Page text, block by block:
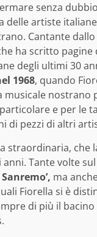
senza dubbio
delle artiste
Cantante
ha scritto pagine
degli ultimi 30
1968, quando
musicale nostrano
e per le
di pezzi di altri
straordinaria, che
Tante volte
ma
Fiorella si è
di più il bacino